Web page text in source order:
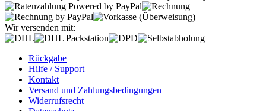
Wir versenden mit:
Rückgabe
Hilfe / Support
Kontakt
Versand und Zahlungsbedingungen
Widerrufsrecht